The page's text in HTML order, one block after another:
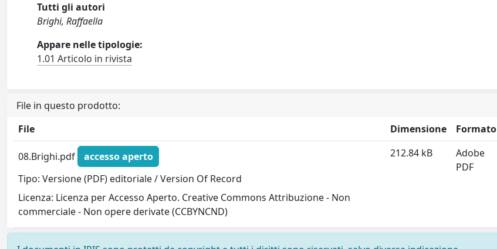
Tutti gli autori
Brighi, Raffaella
Appare nelle tipologie:
1.01 Articolo in rivista
File in questo prodotto:
File
Dimensione Formato
08.Brighi.pdf
accesso aperto
Tipo: Versione (PDF) editoriale / Version Of Record
Licenza: Licenza per Accesso Aperto. Creative Commons Attribuzione - Non
commerciale - Non opere derivate (CCBYNCND)
212.84 kB
Adobe
PDF